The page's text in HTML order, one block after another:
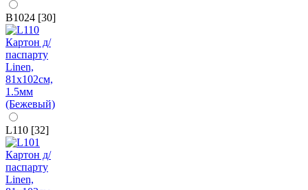
B1024 [30]
L110 [32]